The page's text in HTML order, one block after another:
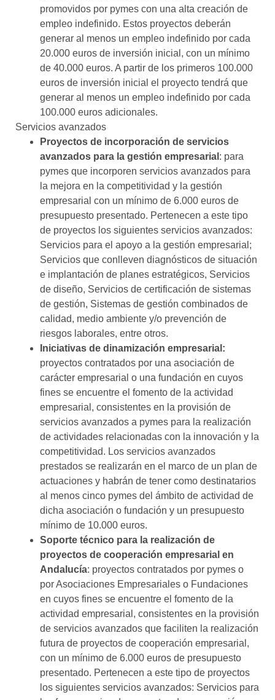
promovidos por pymes con una alta creación de
empleo indefinido. Estos proyectos deberán
generar al menos un empleo indefinido por cada
20.000 euros de inversión inicial, con un mínimo
de 40.000 euros. A partir de los primeros 100.000
euros de inversión inicial el proyecto tendrá que
generar al menos un empleo indefinido por cada
100.000 euros adicionales.
Servicios avanzados
Proyectos de incorporación de servicios
avanzados para la gestión empresarial : para
pymes que incorporen servicios avanzados para
la mejora en la competitividad y la gestión
empresarial con un mínimo de 6.000 euros de
presupuesto presentado. Pertenecen a este tipo
de proyectos los siguientes servicios avanzados:
Servicios para el apoyo a la gestión empresarial;
Servicios que conlleven diagnósticos de situación
e implantación de planes estratégicos, Servicios
de diseño, Servicios de certificación de sistemas
de gestión, Sistemas de gestión combinados de
calidad, medio ambiente y/o prevención de
riesgos laborales, entre otros.
Iniciativas de dinamización empresarial:
proyectos contratados por una asociación de
carácter empresarial o una fundación en cuyos
fines se encuentre el fomento de la actividad
empresarial, consistentes en la provisión de
servicios avanzados a pymes para la realización
de actividades relacionadas con la innovación y la
competitividad. Los servicios avanzados
prestados se realizarán en el marco de un plan de
actuaciones y habrán de tener como destinatarios
al menos cinco pymes del ámbito de actividad de
dicha asociación o fundación y un presupuesto
mínimo de 10.000 euros.
Soporte técnico para la realización de
proyectos de cooperación empresarial en
Andalucía: proyectos contratados por pymes o
por Asociaciones Empresariales o Fundaciones
en cuyos fines se encuentre el fomento de la
actividad empresarial, consistentes en la provisión
de servicios avanzados que faciliten la realización
futura de proyectos de cooperación empresarial,
con un mínimo de 6.000 euros de presupuesto
presentado. Pertenecen a este tipo de proyectos
los siguientes servicios avanzados: Servicios para